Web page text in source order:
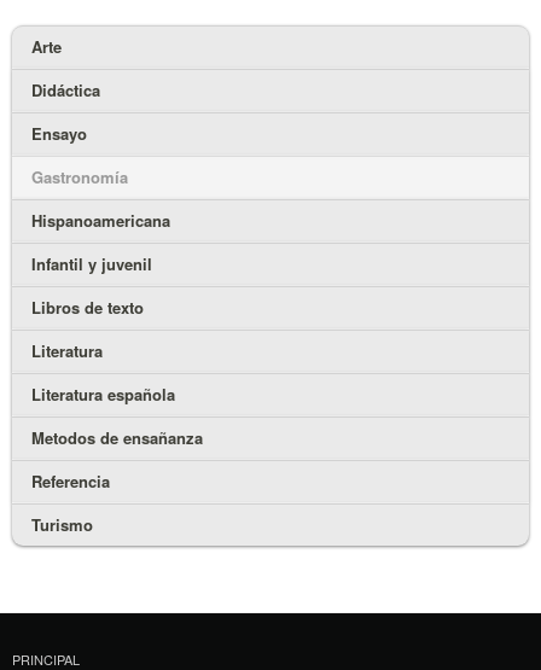
Arte
Didáctica
Ensayo
Gastronomía
Hispanoamericana
Infantil y juvenil
Libros de texto
Literatura
Literatura española
Metodos de ensañanza
Referencia
Turismo
PRINCIPAL